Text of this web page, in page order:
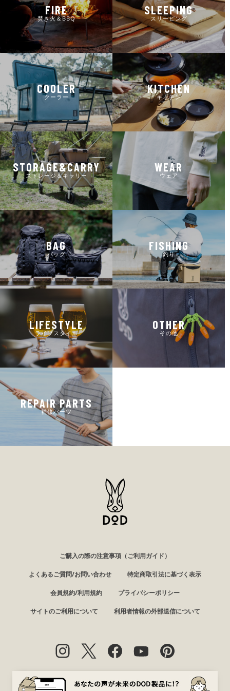
FIRE
焚き火＆BBQ
SLEEPING
スリーピング
COOLER
クーラー
KITCHEN
キッチン
STORAGE&CARRY
ストレージ＆キャリー
WEAR
ウェア
BAG
バッグ
FISHING
釣り
LIFESTYLE
ライフスタイル
OTHER
その他
REPAIR PARTS
補修パーツ
ご購入の際の注意事項（ご利用ガイド）
よくあるご質問/お問い合わせ 特定商取引法に基づく表示
会員規約/利用規約 プライバシーポリシー
サイトのご利用について 利用者情報の外部送信について